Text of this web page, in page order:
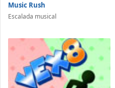
Music Rush
Escalada musical